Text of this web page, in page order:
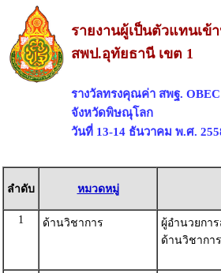
รายงานผู้เป็นตัวแทนเข้
สพป.อุทัยธานี เขต 1
รางวัลทรงคุณค่า สพฐ.
จังหวัดพิษณุโลก
วันที่ 13-14 ธันวาคม พ.ศ.
ลำดับ หมวดหมู่
1 ด้านวิชาการ
ผู้อำนวยกา
ด้านวิชาการ